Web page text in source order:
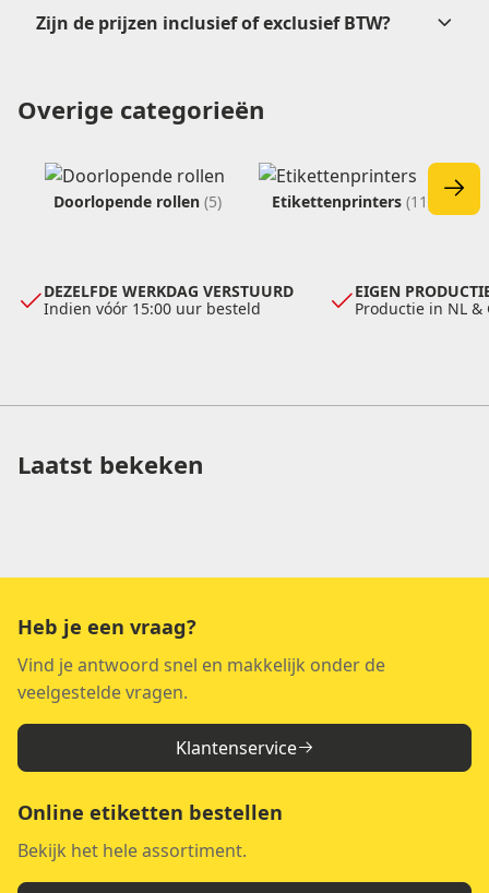
verkoop@etikon.nl verkoop@etikon.nl
Zijn de prijzen inclusief of exclusief BTW?
Overige categorieën
Doorlopende rollen (5) Etikettenprinters (11)
DEZELFDE WERKDAG VERSTUURD
Indien vóór 15:00 uur besteld
EIGEN
Productie in NL &
Laatst bekeken
Heb je een vraag?
Vind je antwoord snel en makkelijk onder de
veelgestelde vragen.
Klantenservice
Online etiketten bestellen
Bekijk het hele assortiment.